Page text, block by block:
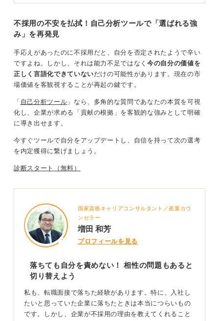
や考え方は必ず変化しています。今の自分が何を大切に
し、どのような働き方をしたいのかを、改めて見つめ直
学生時代の自己分析に頼るのではなく、「今の自分」を
アップデートすることが、転職成功へのカギとなりま
0
不採用の不安を払拭！自己分析ツールで「選ばれる強
み」を再発見
手応えがあったのに不採用だと、自分を否定されたようで辛い
ですよね。しかし、それは能力不足ではなく 今の自分の価値を
正しく言語化できていないだけの可能性があります。現在の市
場価値を客観視することが再起の鍵です。
「 自己分析ツール 」なら、 多角的な質問であなたの本質を可視
化 し、 企業が求める「貢献の根拠」を客観的な強みとして明確
に導き出せます 。
今すぐツールで自分をアップデートし、自信を持って次の選考
を内定獲得に繋げましょう。
診断スタート（無料）
国家資格キャリアコンサルタント／産業カウ
ンセラー
増田 和芳
プロフィールを見る
落ちても自分を責めない！ 相性の問題もあると
切り替えよう
私も、転職面接で落ちた経験があります。特に、入社し
たいと思っていた企業に落ちたときは本当につらいもの
です。しかし、企業が不採用の理由を教えてくれること